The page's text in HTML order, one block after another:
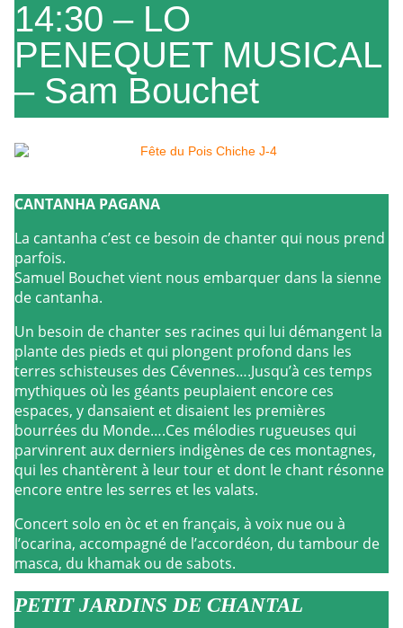
14:30 – LO
PENEQUET MUSICAL
– Sam Bouchet
CANTANHA PAGANA
La cantanha c’est ce besoin de chanter qui nous prend
parfois.
Samuel Bouchet vient nous embarquer dans la sienne
de cantanha.
Un besoin de chanter ses racines qui lui démangent la
plante des pieds et qui plongent profond dans les
terres schisteuses des Cévennes….Jusqu’à ces temps
mythiques où les géants peuplaient encore ces
espaces, y dansaient et disaient les premières
bourrées du Monde….Ces mélodies rugueuses qui
parvinrent aux derniers indigènes de ces montagnes,
qui les chantèrent à leur tour et dont le chant résonne
encore entre les serres et les valats.
Concert solo en òc et en français, à voix nue ou à
l’ocarina, accompagné de l’accordéon, du tambour de
masca, du khamak ou de sabots.
PETIT JARDINS DE CHANTAL